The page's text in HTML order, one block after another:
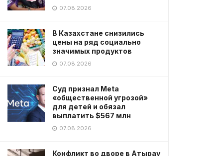
07.08.2026
В Казахстане снизились
цены на ряд социально
значимых продуктов
07.08.2026
Суд признал Meta
«общественной угрозой»
для детей и обязал
выплатить $567 млн
07.08.2026
Конфликт во дворе в Атырау